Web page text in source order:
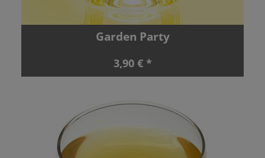
Garden Party
3,90 € *